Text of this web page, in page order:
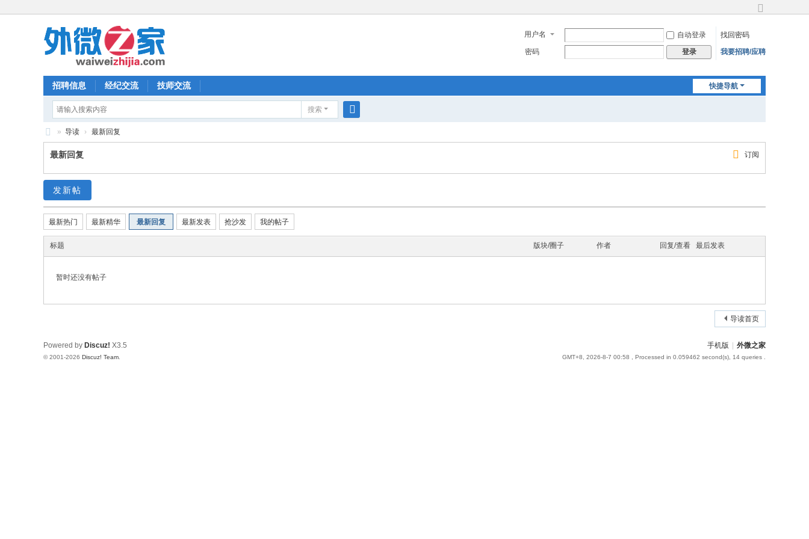
宽
用户名 自动登录
找回密码
密码
登录 我要招聘/应聘
快捷导航
招聘信息 经纪交流 技师交流
搜索
索
外
之
家
» 导读 › 最新回复
订阅
最新回复
发新帖
最新热门 最新精华 最新回复 最新发表 抢沙发 我的帖子
标题 版块/圈子 作者 回复/查看 最后发表
暂时还没有帖子
导读首页
手机版 外微之家
GMT+8, 2026-8-7 00:58 , Processed in 0.059462 second(s), 14 queries .
Powered by Discuz! X3.5
© 2001-2026 Discuz! Team